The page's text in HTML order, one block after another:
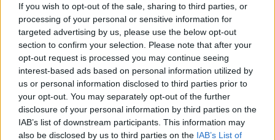
If you wish to opt-out of the sale, sharing to third parties, or
processing of your personal or sensitive information for
targeted advertising by us, please use the below opt-out
section to confirm your selection. Please note that after your
opt-out request is processed you may continue seeing
interest-based ads based on personal information utilized by
us or personal information disclosed to third parties prior to
your opt-out. You may separately opt-out of the further
disclosure of your personal information by third parties on the
IAB’s list of downstream participants. This information may
also be disclosed by us to third parties on the IAB’s List of
Giudice Sportivo: 3 giornate di squalifica a
Sylla (Castiadas), 2 turni al tecnico Cotroneo
27 Feb 2020
Giudice Sportivo: 1 giornata di squalifica a
Montanaro e Moro (Budoni), Manca
(Lanusei), Gianni e Piga (L. Dolce)
26 Feb 2020
Giudice Sportivo: 2 giornate di squalifica a